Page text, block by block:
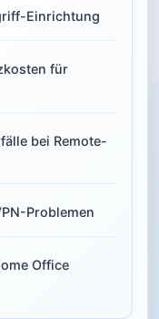
für
bei Remote-